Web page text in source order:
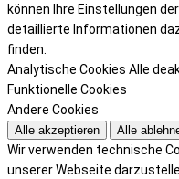
können Ihre Einstellungen
detaillierte Informationen
finden.
Analytische Cookies Alle
Funktionelle Cookies
Andere Cookies
Alle akzeptieren Alle
Wir verwenden technische
unserer Webseite